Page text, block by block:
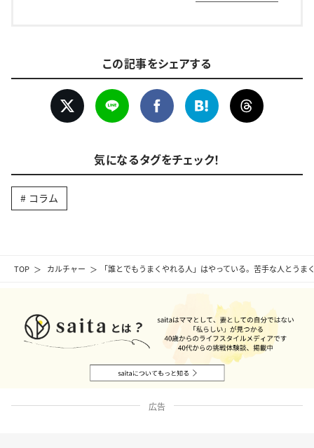
TOP カルチャー 「誰とでもうまくやれる人」はやっている。苦手な人とうま
この記事をシェアする
気になるタグをチェック！
コラム
広告